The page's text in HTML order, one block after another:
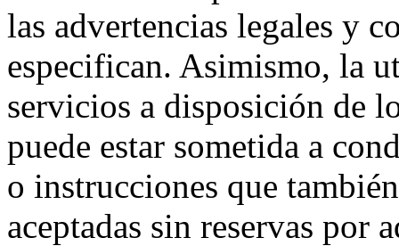
las advertencias legales y
especifican. Asimismo, la
servicios a disposición de
puede estar sometida a
o instrucciones que
aceptadas sin reservas por